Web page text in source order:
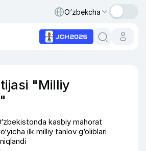
O‘zbekcha
"Milliy
kasbiy mahorat
ilk milliy tanlov g‘oliblari